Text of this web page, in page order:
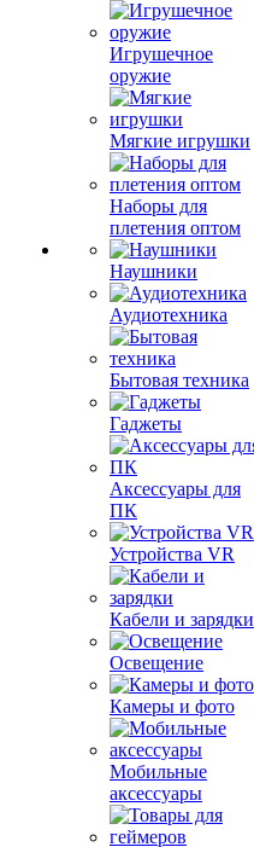
Игрушечное
оружие
Мягкие игрушки
Наборы для
плетения оптом
Наушники
Аудиотехника
Бытовая техника
Гаджеты
Аксессуары для
ПК
Устройства VR
Кабели и зарядки
Освещение
Камеры и фото
Мобильные
аксессуары